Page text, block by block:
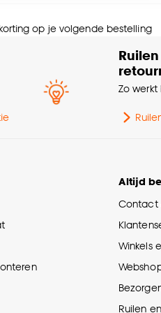
onze
Breedte
op je volgende bestelling
Zo werkt
Altijd
Contact
Winkels
Ruilen